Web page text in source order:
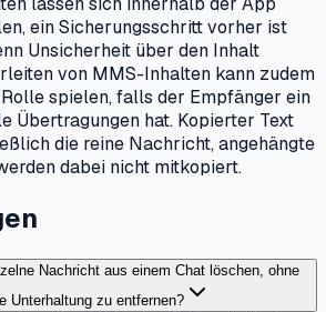
ein Sicherungsschritt vorher ist
Unsicherheit über den Inhalt
von MMS-Inhalten kann zudem
spielen, falls der Empfänger ein
Übertragungen hat. Kopierter Text
die reine Nachricht, angehängte
dabei nicht mitkopiert.
Nachricht aus einem Chat löschen, ohne
Unterhaltung zu entfernen?